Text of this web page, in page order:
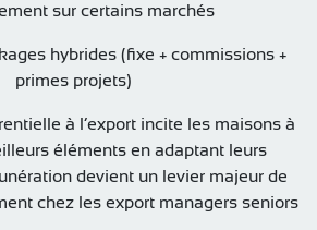
sur certains marchés
hybrides (fixe + commissions +
primes projets)
à l’export incite les maisons à
éléments en adaptant leurs
devient un levier majeur de
chez les export managers seniors